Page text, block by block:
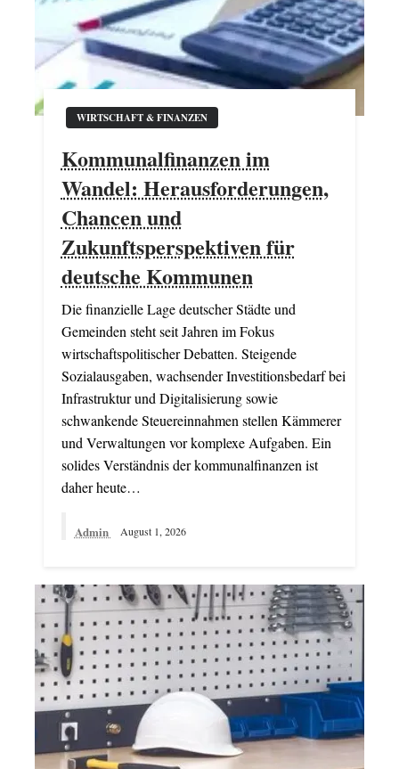
WIRTSCHAFT & FINANZEN
Kommunalfinanzen im
Wandel: Herausforderungen,
Chancen und
Zukunftsperspektiven für
deutsche Kommunen
Die finanzielle Lage deutscher Städte und
Gemeinden steht seit Jahren im Fokus
wirtschaftspolitischer Debatten. Steigende
Sozialausgaben, wachsender Investitionsbedarf bei
Infrastruktur und Digitalisierung sowie
schwankende Steuereinnahmen stellen Kämmerer
und Verwaltungen vor komplexe Aufgaben. Ein
solides Verständnis der kommunalfinanzen ist
daher heute…
Admin August 1, 2026